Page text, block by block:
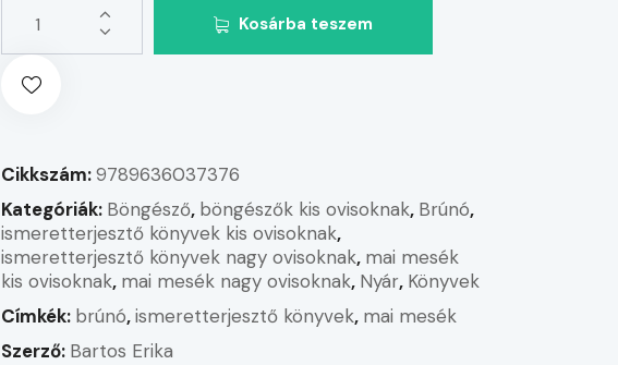
Kosárba teszem
Cikkszám:9789636037376
Kategóriák: Böngésző, böngészők kis ovisoknak, Brúnó,
ismeretterjesztő könyvek kis ovisoknak,
ismeretterjesztő könyvek nagy ovisoknak, mai mesék
kis ovisoknak, mai mesék nagy ovisoknak, Nyár, Könyvek
Címkék: brúnó,ismeretterjesztő könyvek, mai mesék
Szerző: Bartos Erika